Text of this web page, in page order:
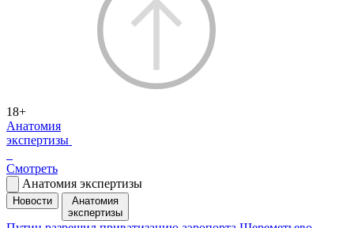
18+
Анатомия
экспертизы
Смотреть
Анатомия экспертизы
Новости
Анатомия
экспертизы